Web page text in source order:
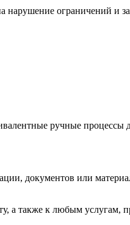
ограничений и
ручные процессы
документов или
а также к любым услугам,